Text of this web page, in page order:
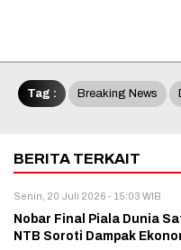
Tag : Breaking News
BERITA TERKAIT
Senin, 20 Juli 2026 - 15:03 WIB
Nobar Final Piala Dunia
NTB Soroti Dampak